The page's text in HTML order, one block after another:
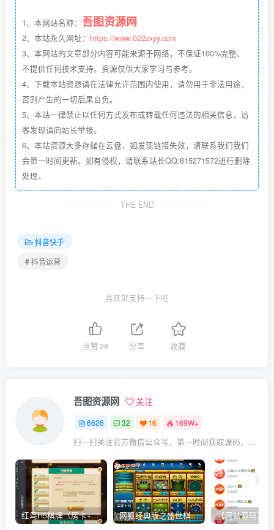
1、本网站名称： 吾图资源网
2、本站永久网址： https://www.022zxyy.com
3、本网站的文章部分内容可能来源于网络，不保证100%完整、
不提供任何技术支持。资源仅供大家学习与参考。
4、下载本站资源请在法律允许范围内使用，请勿用于非法用途，
否则产生的一切后果自负。
5、本站一律禁止以任何方式发布或转载任何违法的相关信息，访
客发现请向站长举报。
6、本站资源大多存储在云盘，如发现链接失效，请联系我们我们
会第一时间更新。如有侵权，请联系站长QQ:815271572进行删除
处理。
THE END
抖音快手
# 抖音运营
喜欢就支持一下吧
点赞28 分享 收藏
吾图资源网 关注
6626 32 16 169W+
扫一扫关注官方微信公众号，第一时间获取源码、网赚项目资源教程，自媒体等知识干货，让互联网创业赚钱更简单。
红鸟H5棋牌（房卡+金币）全套双模式游戏源码 网狐经典版之盛世棋牌完整游戏源码（包含文档、架设教程、网站、源代码等）